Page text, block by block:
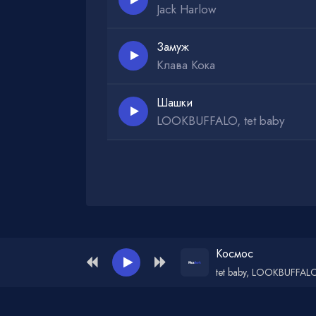
Jack Harlow
Замуж
Клава Кока
Шашки
LOOKBUFFALO, tet baby
Администрация для жалоб и рекламы:
Космос
tet baby,